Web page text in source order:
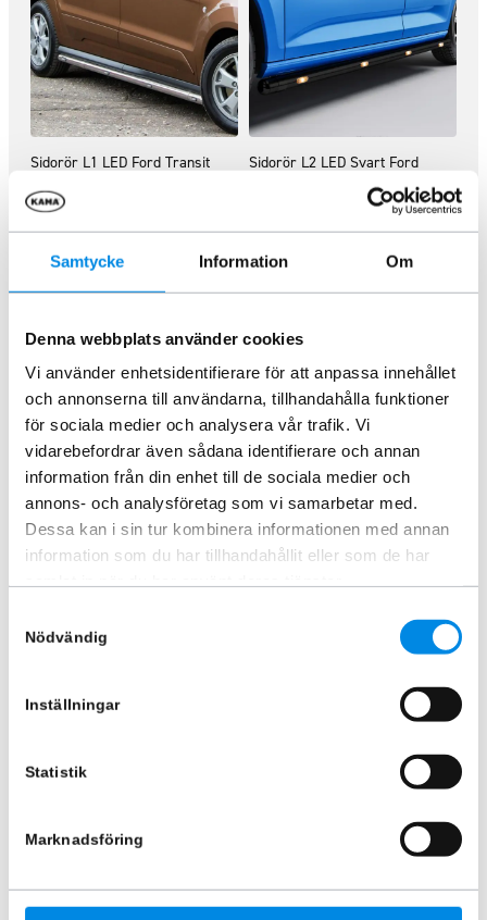
Samtycke Information Om
Denna webbplats använder cookies
Vi använder enhetsidentifierare för att anpassa innehållet
och annonserna till användarna, tillhandahålla funktioner
för sociala medier och analysera vår trafik. Vi
vidarebefordrar även sådana identifierare och annan
information från din enhet till de sociala medier och
annons- och analysföretag som vi samarbetar med.
Dessa kan i sin tur kombinera informationen med annan
information som du har tillhandahållit eller som de har
Nödvändig
Inställningar
Statistik
Marknadsföring
Sidorör L1 LED Ford Transit
ARTNR:
8 120kr
Inkl. moms
Sidorör L2 LED Svart Ford
Transit Connect 2014 – 2024
807200P04S
9 995kr
Inkl. moms
ARTNR:807200P04
Inkl. moms